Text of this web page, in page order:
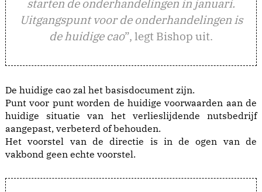
starten de onderhandelingen in januari.
Uitgangspunt voor de onderhandelingen is
de huidige cao”, legt Bishop uit.
De huidige cao zal het basisdocument zijn.
Punt voor punt worden de huidige voorwaarden aan de
huidige situatie van het verlieslijdende nutsbedrijf
aangepast, verbeterd of behouden.
Het voorstel van de directie is in de ogen van de
vakbond geen echte voorstel.